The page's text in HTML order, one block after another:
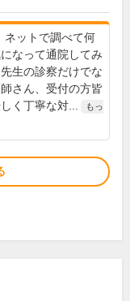
ネットで調べて何
なって通院してみ
生の診察だけでな
さん、受付の方皆
く丁寧な対...
もっ